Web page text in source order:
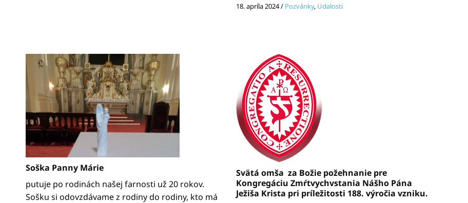
18. apríla 2024/ Pozvánky, Udalosti
Soška Panny Márie
putuje po rodinách našej farnosti už 20 rokov.
Sošku si odovzdávame z rodiny do rodiny, kto má
Svätá omša za Božie požehnanie pre
Kongregáciu Zmŕtvychvstania Nášho Pána
Ježiša Krista pri príležitosti 188. výročia vzniku.